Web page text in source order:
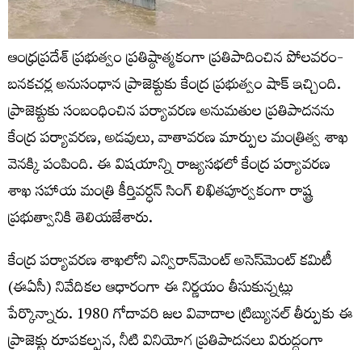
ఆంధ్రప్రదేశ్ ప్రభుత్వం ప్రతిష్ఠాత్మకంగా ప్రతిపాదించిన పోలవరం-
బనకచర్ల అనుసంధాన ప్రాజెక్టుకు కేంద్ర ప్రభుత్వం షాక్ ఇచ్చింది.
ప్రాజెక్టుకు సంబంధించిన పర్యావరణ అనుమతుల ప్రతిపాదనను
కేంద్ర పర్యావరణ, అడవులు, వాతావరణ మార్పుల మంత్రిత్వ శాఖ
వెనక్కి పంపింది. ఈ విషయాన్ని రాజ్యసభలో కేంద్ర పర్యావరణ
శాఖ సహాయ మంత్రి కీర్తివర్ధన్ సింగ్ లిఖితపూర్వకంగా రాష్ట్ర
ప్రభుత్వానికి తెలియజేశారు.
కేంద్ర పర్యావరణ శాఖలోని ఎన్విరాన్‌మెంట్ అసెస్‌మెంట్ కమిటీ
(ఈఏసీ) నివేదికల ఆధారంగా ఈ నిర్ణయం తీసుకున్నట్లు
పేర్కొన్నారు. 1980 గోదావరి జల వివాదాల ట్రిబ్యునల్ తీర్పుకు ఈ
ప్రాజెక్టు రూపకల్పన, నీటి వినియోగ ప్రతిపాదనలు విరుద్ధంగా